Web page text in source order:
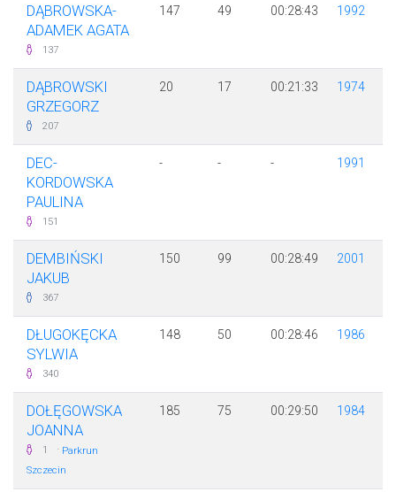
DĄBROWSKA-
ADAMEK AGATA
137
147 49 00:28:43 1992
DĄBROWSKI
GRZEGORZ
207
20 17 00:21:33 1974
DEC-
KORDOWSKA
PAULINA
151
- - - 1991
DEMBIŃSKI
JAKUB
367
150 99 00:28:49 2001
DŁUGOKĘCKA
SYLWIA
340
148 50 00:28:46 1986
DOŁĘGOWSKA
JOANNA
1 · Parkrun
Szczecin
185 75 00:29:50 1984